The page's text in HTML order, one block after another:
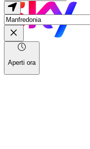
Aperti ora